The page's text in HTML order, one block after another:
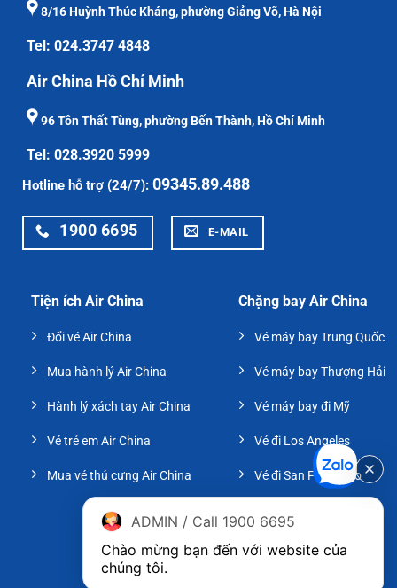
8/16 Huỳnh Thúc Kháng, phường Giảng Võ, Hà Nội
Tel: 024.3747 4848
Air China Hồ Chí Minh
96 Tôn Thất Tùng, phường Bến Thành, Hồ Chí Minh
Tel: 028.3920 5999
Hotline hỗ trợ (24/7): 09345.89.488
1900 6695 E-MAIL
Tiện ích Air China
Đổi vé Air China
Mua hành lý Air China
Hành lý xách tay Air China
Vé trẻ em Air China
Mua vé thú cưng Air China
Chặng bay Air China
Vé máy bay Trung Quốc
Vé máy bay Thượng Hải
Vé máy bay đi Mỹ
Vé đi Los Angeles
Vé đi San Francisco
ADMIN / Call 1900 6695
Chào mừng bạn đến với website của
chúng tôi.